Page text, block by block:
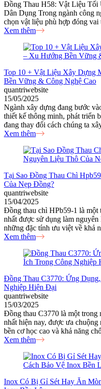
Đồng Thau H58: Vật Liệu Tối
Dân Dụng Trong ngành công
chọn vật liệu phù hợp đóng vai
Xem thêm
Top 10 + Vật Liệu Xây Dựng
Bền Vững & Công Nghệ Cao
quantriwebsite
15/05/2025
Ngành xây dựng đang bước
thiết kế thông minh, phát triển
đang thay đổi cách chúng ta
Xem thêm
Tại Sao Đồng Thau Chì
Của Nẹp Đồng?
quantriwebsite
15/04/2025
Đồng thau chì HPb59-1 là một
nhất được sử dụng làm
những đặc tính ưu việt về khả
Xem thêm
Đồng Thau C3770: Ứng
Nghiệp Hiện Đại
quantriwebsite
15/03/2025
Đồng thau C3770 là một trong
nhất hiện nay, được ưa
bền cơ học cao và khả năng
Xem thêm
Inox Có Bị Gỉ Sét Hay Ăn